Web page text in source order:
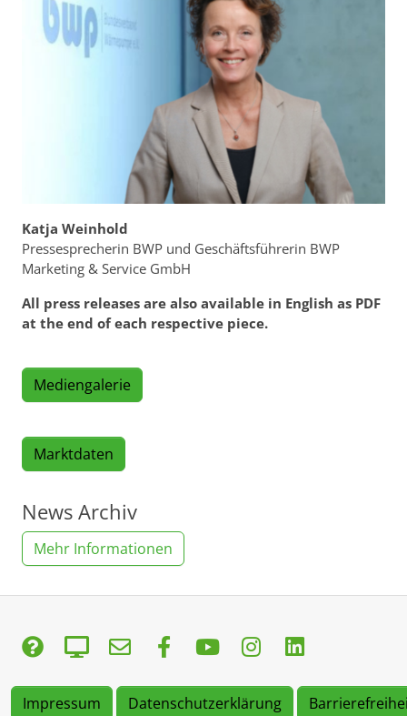
Katja Weinhold
Pressesprecherin BWP und Geschäftsführerin BWP
Marketing & Service GmbH
All press releases are also available in English as PDF
at the end of each respective piece.
Mediengalerie
Marktdaten
News Archiv
Mehr Informationen
Impressum Datenschutzerklärung